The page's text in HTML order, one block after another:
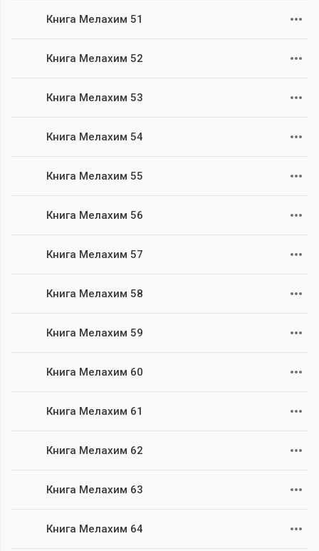
Книга Мелахим 51
Книга Мелахим 52
Книга Мелахим 53
Книга Мелахим 54
Книга Мелахим 55
Книга Мелахим 56
Книга Мелахим 57
Книга Мелахим 58
Книга Мелахим 59
Книга Мелахим 60
Книга Мелахим 61
Книга Мелахим 62
Книга Мелахим 63
Книга Мелахим 64